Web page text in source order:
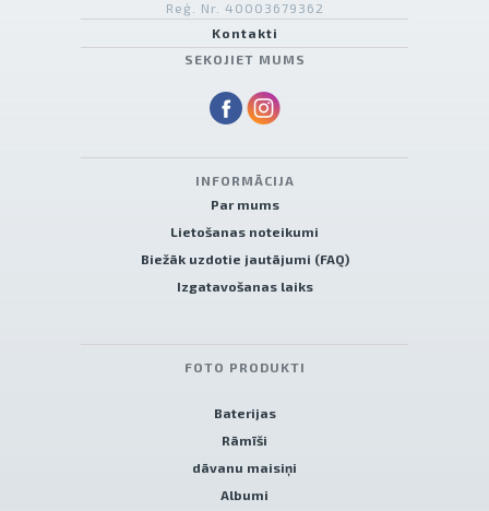
Reģ. Nr. 40003679362
Kontakti
SEKOJIET MUMS
INFORMĀCIJA
Par mums
Lietošanas noteikumi
Biežāk uzdotie jautājumi (FAQ)
Izgatavošanas laiks
FOTO PRODUKTI
Baterijas
Rāmīši
dāvanu maisiņi
Albumi